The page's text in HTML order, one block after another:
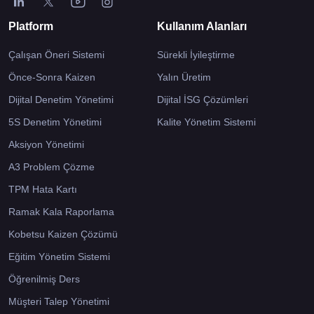
Platform
Çalışan Öneri Sistemi
Önce-Sonra Kaizen
Dijital Denetim Yönetimi
5S Denetim Yönetimi
Aksiyon Yönetimi
A3 Problem Çözme
TPM Hata Kartı
Ramak Kala Raporlama
Kobetsu Kaizen Çözümü
Eğitim Yönetim Sistemi
Öğrenilmiş Ders
Müşteri Talep Yönetimi
Kullanım Alanları
Sürekli İyileştirme
Yalın Üretim
Dijital İSG Çözümleri
Kalite Yönetim Sistemi